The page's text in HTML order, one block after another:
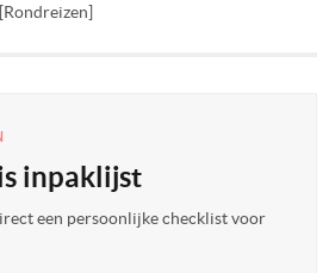
[Rondreizen]
inpaklijst
een persoonlijke checklist voor